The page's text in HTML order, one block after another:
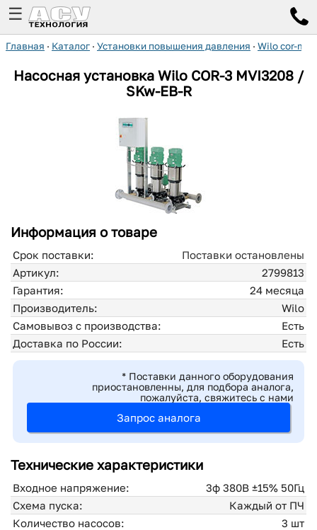
☰
Главная · Каталог · Установки повышения давления · Wilo cor-
Насосная установка Wilo COR-3 MVI3208 /
SKw-EB-R
Информация о товаре
Срок поставки:
Поставки остановлены
Артикул:
2799813
Гарантия:
24 месяца
Производитель:
Wilo
Самовывоз с производства:
Есть
Доставка по России:
Есть
* Поставки данного оборудования
приостановленны, для подбора аналога,
пожалуйста, свяжитесь с нами
Запрос аналога
Технические характеристики
Входное напряжение:
3ф 380В ±15% 50Гц
Схема пуска:
Каждый от ПЧ
Количество насосов:
3 шт